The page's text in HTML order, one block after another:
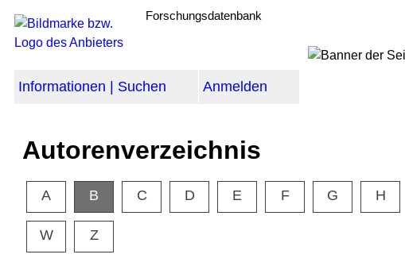
Forschungsdatenbank
Informationen | Suchen Anmelden
Autorenverzeichnis
A B C D E F G H
W Z